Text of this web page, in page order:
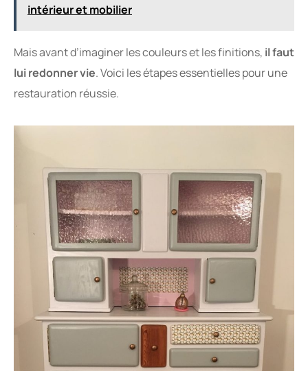
intérieur et mobilier
Mais avant d’imaginer les couleurs et les finitions, il faut
lui redonner vie. Voici les étapes essentielles pour une
restauration réussie.